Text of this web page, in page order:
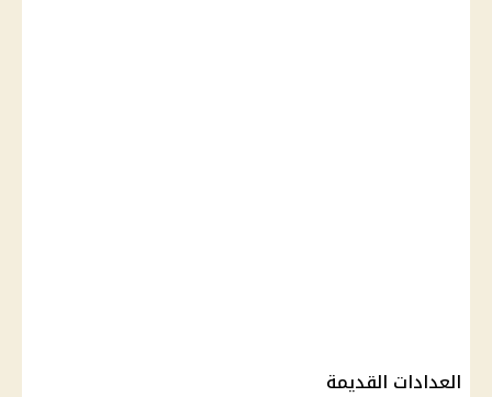
العدادات القديمة